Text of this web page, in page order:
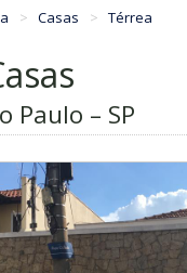
Casas Térrea
Paulo – SP